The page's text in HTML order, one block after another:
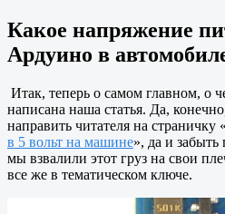
Какое напряжение
Ардуино в
Итак, теперь о самом главном, о
написана наша статья. Да,
направить читателя на страничку «
в 5 вольт на машине», да и
мы взвалили этот груз на свои
все же в тематическом ключе.